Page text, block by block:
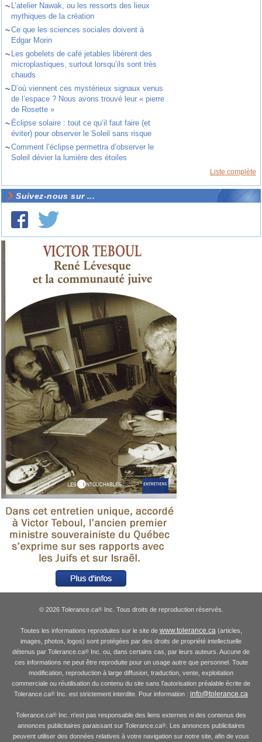
~ L’atelier Nawak, ou les ressorts des lieux
mythiques de la création
~Ce que les sciences sociales doivent à
Edgar Morin
~ Les gobelets de café jetables libèrent des
microplastiques, surtout lorsqu’ils sont très
chauds
~ D’où viennent ces mystérieux signaux venus
de l’espace ? Nous avons trouvé leur « pierre
de Rosette »
~ Éclipse solaire : tout ce qu’il faut faire (et
éviter) pour observer le Soleil sans risque
~Comment l’éclipse permettra d’observer le
Soleil dévier la lumière des étoiles
Liste complète
Suivez-nous sur ...
© 2026 Tolerance.ca®Inc. Tous droits de reproduction réservés.
Toutes les informations reproduites sur le site de www.tolerance.ca (articles,
images, photos, logos) sont protégées par des droits de propriété intellectuelle
détenus par Tolerance.ca® Inc. ou, dans certains cas, par leurs auteurs. Aucune de
ces informations ne peut être reproduite pour un usage autre que personnel. Toute
modification, reproduction à large diffusion, traduction, vente, exploitation
commerciale ou réutilisation du contenu du site sans l'autorisation préalable écrite de
Tolerance.ca® Inc. est strictement interdite. Pour information : info@tolerance.ca
Tolerance.ca® Inc. n'est pas responsable des liens externes ni des contenus des
annonces publicitaires paraissant sur Tolerance.ca®. Les annonces publicitaires
peuvent utiliser des données relatives à votre navigation sur notre site, afin de vous